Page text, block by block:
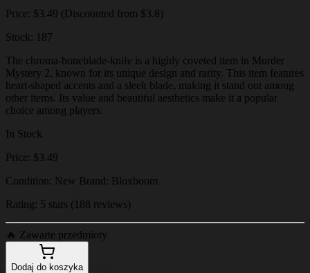
Price: $3.49 (Discounted from $3.8)
Stock: 187
The chroma-boneblade-knife is a highly coveted item in Murder
Mystery 2, known for its unique design and rarity. This item features
heart-shaped accents and a sleek blade, making it stand out among
other items. Its value and beautiful aesthetics make it a popular
choice among players.
In Stock
Price: $3.49
Condition: New Brand: Bloxboom
Rating: 5 stars (188 reviews)
🔥 Zawarte przedmioty
Dodaj do koszyka